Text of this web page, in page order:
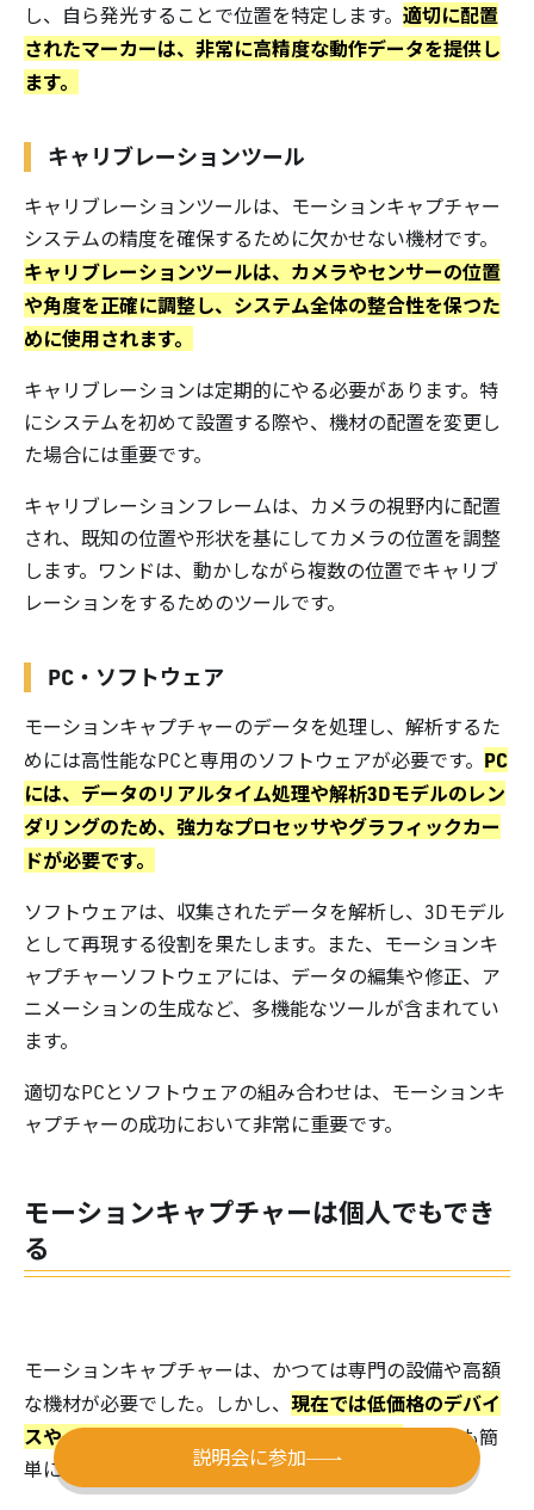
し、自ら発光することで位置を特定します。 適切に配置
されたマーカーは、非常に高精度な動作データを提供し
ます。
キャリブレーションツール
キャリブレーションツールは、モーションキャプチャー
システムの精度を確保するために欠かせない機材です。
キャリブレーションツールは、カメラやセンサーの位置
や角度を正確に調整し、システム全体の整合性を保つた
めに使用されます。
キャリブレーションは定期的にやる必要があります。特
にシステムを初めて設置する際や、機材の配置を変更し
た場合には重要です。
キャリブレーションフレームは、カメラの視野内に配置
され、既知の位置や形状を基にしてカメラの位置を調整
します。ワンドは、動かしながら複数の位置でキャリブ
レーションをするためのツールです。
PC・ソフトウェア
モーションキャプチャーのデータを処理し、解析するた
めには高性能なPCと専用のソフトウェアが必要です。 PC
には、データのリアルタイム処理や解析3Dモデルのレン
ダリングのため、強力なプロセッサやグラフィックカー
ドが必要です。
ソフトウェアは、収集されたデータを解析し、3Dモデル
として再現する役割を果たします。また、モーションキ
ャプチャーソフトウェアには、データの編集や修正、ア
ニメーションの生成など、多機能なツールが含まれてい
ます。
適切なPCとソフトウェアの組み合わせは、モーションキ
ャプチャーの成功において非常に重要です。
モーションキャプチャーは個人でもでき
る
モーションキャプチャーは、かつては専門の設備や高額
な機材が必要でした。しかし、 現在では低価格のデバイ
スや、アプリケーションも登場しています。 自宅でも簡
単に高精度なモーションキャプチャーが可能です。
説明会に参加